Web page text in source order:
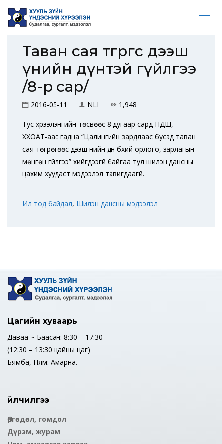
Таван сая төгрөгөөс дээш
үнийн дүнтэй гүйлгээ
/8-р сар/
2016-05-11 NLI 1,948
Тус хүрээлэнгийн төсвөөс 8 дугаар сард НДШ,
ХХОАТ-аас гадна “Цалингийн зардлаас бусад таван
сая төгрөгөөс дээш үнийн дүн бүхий орлого, зарлагын
мөнгөн гүйлгээ” хийгдээгүй байгаа тул шилэн дансны
цахим хуудаст мэдээлэл тавигдаагүй.
Ил тод байдал, Шилэн дансны мэдээлэл
Цагийн хуваарь
Даваа ~ Баасан: 8:30 – 17:30
(12:30 – 13:30 цайны цаг)
Бямба, Ням: Амарна.
Үйлчилгээ
Өргөдөл, гомдол
Дүрэм, журам